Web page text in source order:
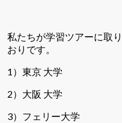
私たちが学習ツアーに取
おりです。
1 ）東京 大学
2）大阪 大学
3）フェリー大学